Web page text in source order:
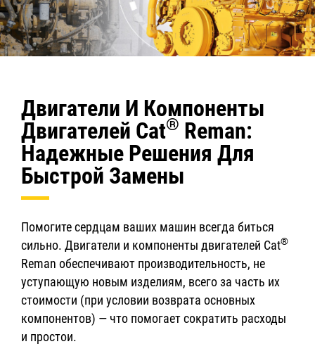
Двигатели И Компоненты
Двигателей Cat® Reman:
Надежные Решения Для
Быстрой Замены
Помогите сердцам ваших машин всегда биться
сильно. Двигатели и компоненты двигателей Cat®
Reman обеспечивают производительность, не
уступающую новым изделиям, всего за часть их
стоимости (при условии возврата основных
компонентов) — что помогает сократить расходы
и простои.